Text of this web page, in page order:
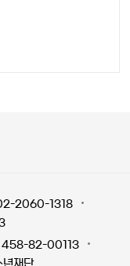
2060-1318
458-82-00113
년재단